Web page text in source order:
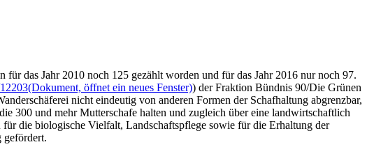
das Jahr 2010 noch 125 gezählt worden und für das Jahr 2016 nur noch 97.
(Dokument, öffnet ein neues Fenster)) der Fraktion Bündnis 90/Die Grünen
nicht eindeutig von anderen Formen der Schafhaltung abgrenzbar,
300 und mehr Mutterschafe halten und zugleich über eine landwirtschaftlich
die biologische Vielfalt, Landschaftspflege sowie für die Erhaltung der
gefördert.